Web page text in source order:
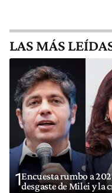
LAS MÁS
1Encuesta rumbo a
desgaste de Milei y la